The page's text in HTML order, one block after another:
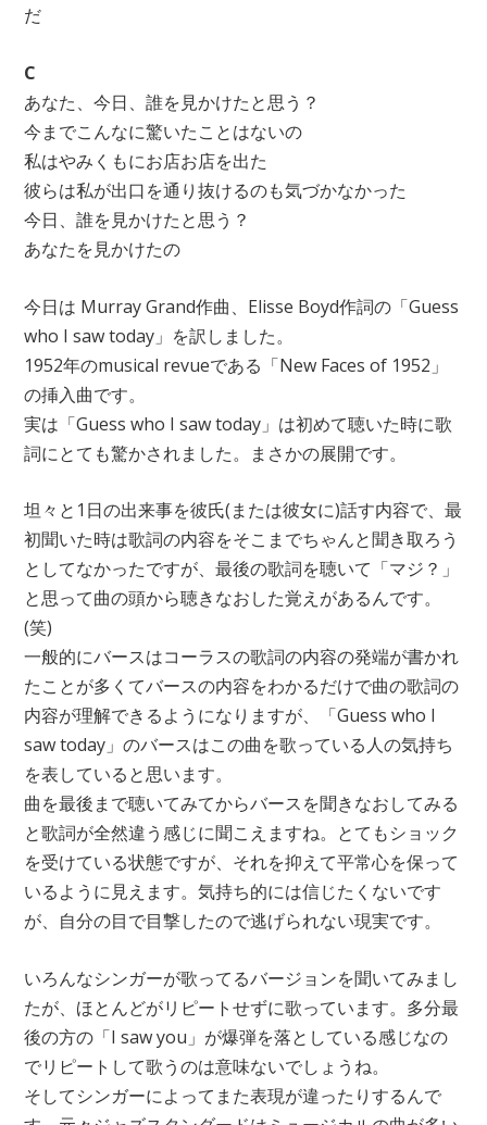
だ
C
あなた、今日、誰を見かけたと思う？
今までこんなに驚いたことはないの
私はやみくもにお店お店を出た
彼らは私が出口を通り抜けるのも気づかなかった
今日、誰を見かけたと思う？
あなたを見かけたの
今日は Murray Grand作曲、Elisse Boyd作詞の「Guess
who I saw today」を訳しました。
1952年のmusical revueである「New Faces of 1952」
の挿入曲です。
実は「Guess who I saw today」は初めて聴いた時に歌
詞にとても驚かされました。まさかの展開です。
坦々と1日の出来事を彼氏(または彼女に)話す内容で、最
初聞いた時は歌詞の内容をそこまでちゃんと聞き取ろう
としてなかったですが、最後の歌詞を聴いて「マジ？」
と思って曲の頭から聴きなおした覚えがあるんです。
(笑)
一般的にバースはコーラスの歌詞の内容の発端が書かれ
たことが多くてバースの内容をわかるだけで曲の歌詞の
内容が理解できるようになりますが、「Guess who I
saw today」のバースはこの曲を歌っている人の気持ち
を表していると思います。
曲を最後まで聴いてみてからバースを聞きなおしてみる
と歌詞が全然違う感じに聞こえますね。とてもショック
を受けている状態ですが、それを抑えて平常心を保って
いるように見えます。気持ち的には信じたくないです
が、自分の目で目撃したので逃げられない現実です。
いろんなシンガーが歌ってるバージョンを聞いてみまし
たが、ほとんどがリピートせずに歌っています。多分最
後の方の「I saw you」が爆弾を落としている感じなの
でリピートして歌うのは意味ないでしょうね。
そしてシンガーによってまた表現が違ったりするんで